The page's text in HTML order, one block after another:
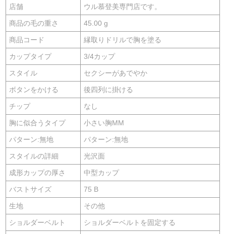
店舗 ウル慕登美専門店です。
商品の毛の重さ 45.00 g
商品コード 縁取りドリルで胸を塗る
カップタイプ 3/4カップ
スタイル セクシーがあでやか
ボタンをかける 後四列に掛ける
チップ なし
胸に似合うタイプ 小さい胸MM
パターン:無地 パターン:無地
スタイルの詳細 光沢面
成形カップの厚さ 中型カップ
バストサイズ 75 B
生地 その他
ショルダーベルト ショルダーベルトを固定する